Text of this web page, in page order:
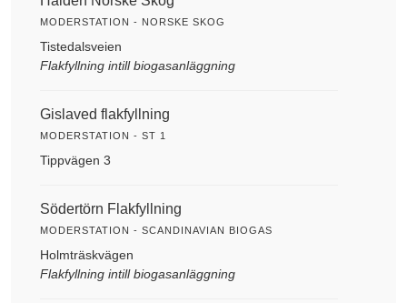
MODERSTATION - NORSKE SKOG
Tistedalsveien
Flakfyllning intill biogasanläggning
Gislaved flakfyllning
MODERSTATION - ST 1
Tippvägen 3
Södertörn Flakfyllning
MODERSTATION - SCANDINAVIAN BIOGAS
Holmträskvägen
Flakfyllning intill biogasanläggning